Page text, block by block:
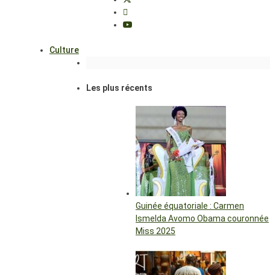
Culture
Les plus récents
Guinée équatoriale : Carmen
Ismelda Avomo Obama couronnée
Miss 2025